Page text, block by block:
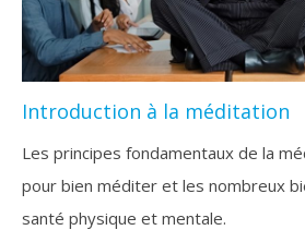
Introduction à la méditation
Les principes fondamentaux de la
pour bien méditer et les nombreux
santé physique et mentale.